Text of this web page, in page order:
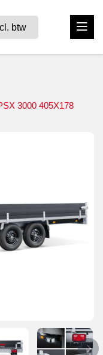
btw
3000 405X178